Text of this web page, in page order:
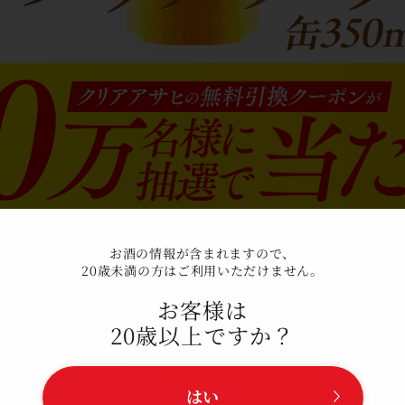
お酒の情報が含まれますので、
20歳未満の方はご利用いただけません。
お客様は
20歳以上ですか？
はい
リアアサヒ ポイントプログラム キャンペー